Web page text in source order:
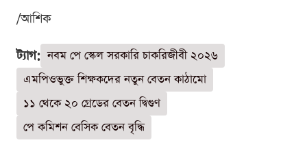
/আশিক
ট্যাগ: নবম পে স্কেল সরকারি চাকরিজীবী ২০২৬
এমপিওভুক্ত শিক্ষকদের নতুন বেতন কাঠামো
১১ থেকে ২০ গ্রেডের বেতন দ্বিগুণ
পে কমিশন বেসিক বেতন বৃদ্ধি